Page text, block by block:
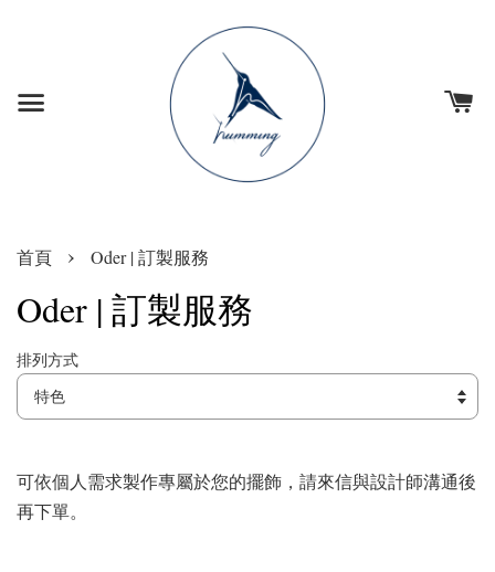
首頁 › Oder | 訂製服務
Oder | 訂製服務
排列方式
可依個人需求製作專屬於您的擺飾，請來信與設計師溝通後
再下單。